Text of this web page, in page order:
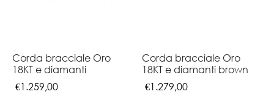
Corda bracciale Oro
18KT e diamanti
€1.259,00
Corda bracciale Oro
18KT e diamanti brown
€1.279,00